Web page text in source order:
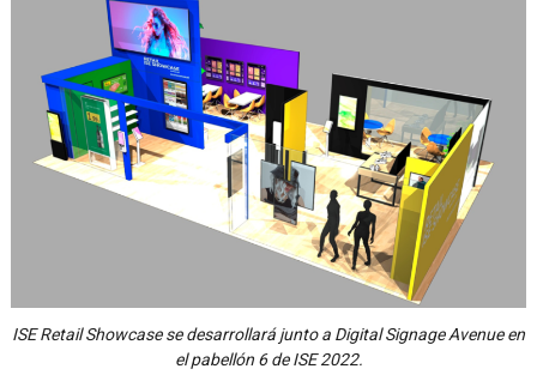
ISE Retail Showcase se desarrollará junto a Digital Signage Avenue en
el pabellón 6 de ISE 2022.